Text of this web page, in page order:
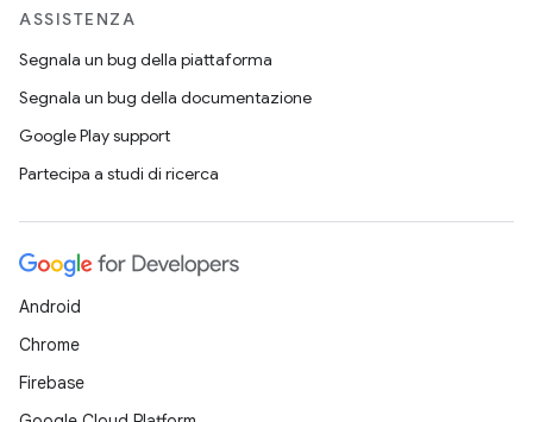
ASSISTENZA
Segnala un bug della piattaforma
Segnala un bug della documentazione
Google Play support
Partecipa a studi di ricerca
Android
Chrome
Firebase